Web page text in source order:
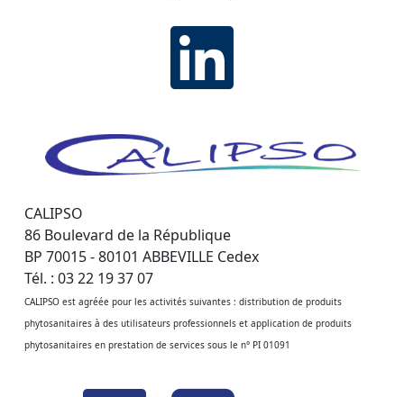
CALIPSO
86 Boulevard de la République
BP 70015 - 80101 ABBEVILLE Cedex
Tél. : 03 22 19 37 07
CALIPSO est agréée pour les activités suivantes : distribution de produits
phytosanitaires à des utilisateurs professionnels et application de produits
phytosanitaires en prestation de services sous le n° PI 01091